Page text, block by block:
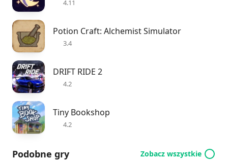
4.11
Potion Craft: Alchemist Simulator
3.4
DRIFT RIDE 2
4.2
Tiny Bookshop
4.2
Podobne gry Zobacz wszystkie